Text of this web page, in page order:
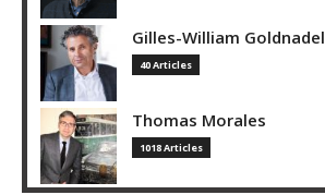
Gilles-William Goldnadel
40 Articles
Thomas Morales
1018 Articles